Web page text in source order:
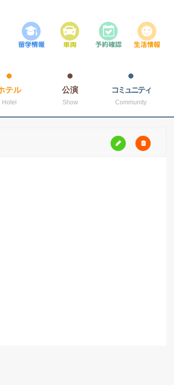
テル
Hotel
公演
Show
コミュニティ
Community